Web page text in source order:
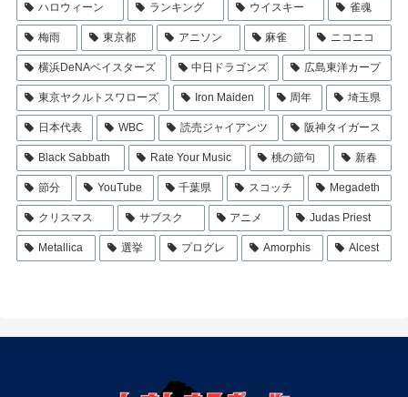
ハロウィーン ランキング ウイスキー 雀魂
梅雨 東京都 アニソン 麻雀 ニコニコ
横浜DeNAベイスターズ 中日ドラゴンズ 広島東洋カープ
東京ヤクルトスワローズ Iron Maiden 周年 埼玉県
日本代表 WBC 読売ジャイアンツ 阪神タイガース
Black Sabbath Rate Your Music 桃の節句 新春
節分 YouTube 千葉県 スコッチ Megadeth
クリスマス サブスク アニメ Judas Priest
Metallica 選挙 プログレ Amorphis Alcest